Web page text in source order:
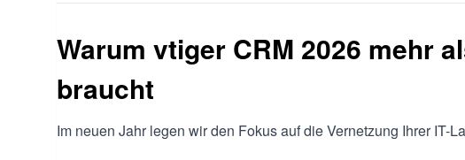
Warum vtiger CRM 2026 mehr
braucht
Im neuen Jahr legen wir den Fokus auf die Vernetzung Ihrer IT-